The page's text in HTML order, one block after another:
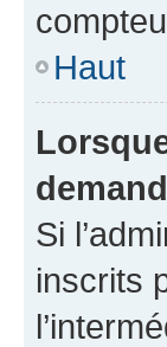
Haut
Si
inscrits